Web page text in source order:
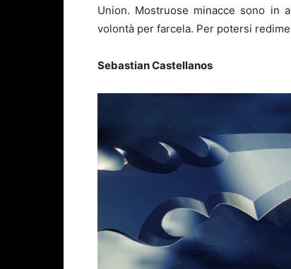
Union. Mostruose minacce sono in
volontà per farcela. Per potersi
Sebastian Castellanos